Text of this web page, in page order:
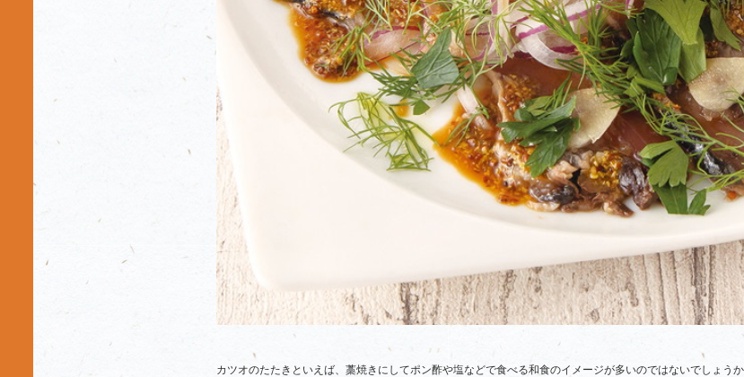
カツオのたたきといえば、藁焼きにしてポン酢や塩などで食べる和食のイメージが多いのではないでしょう